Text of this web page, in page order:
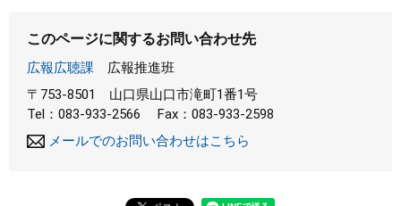
このページに関するお問い合わせ先
広報広聴課
広報推進班
〒753-8501
山口県山口市滝町1番1号
Tel：083-933-2566
Fax：083-933-2598
メールでのお問い合わせはこちら